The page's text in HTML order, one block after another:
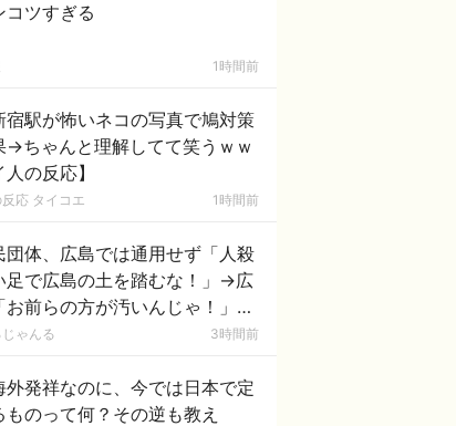
コツすぎる
1時間前
宿駅が怖いネコの写真で鳩対策
→ちゃんと理解してて笑うｗｗ
の反応】
反応 タイコエ 1時間前
団体、広島では通用せず「人殺
足で広島の土を踏むな！」→広
前らの方が汚いんじゃ！」
広島県民じゃ」
ゃんる 3時間前
外発祥なのに、今では日本で定
ものって何？その逆も教え